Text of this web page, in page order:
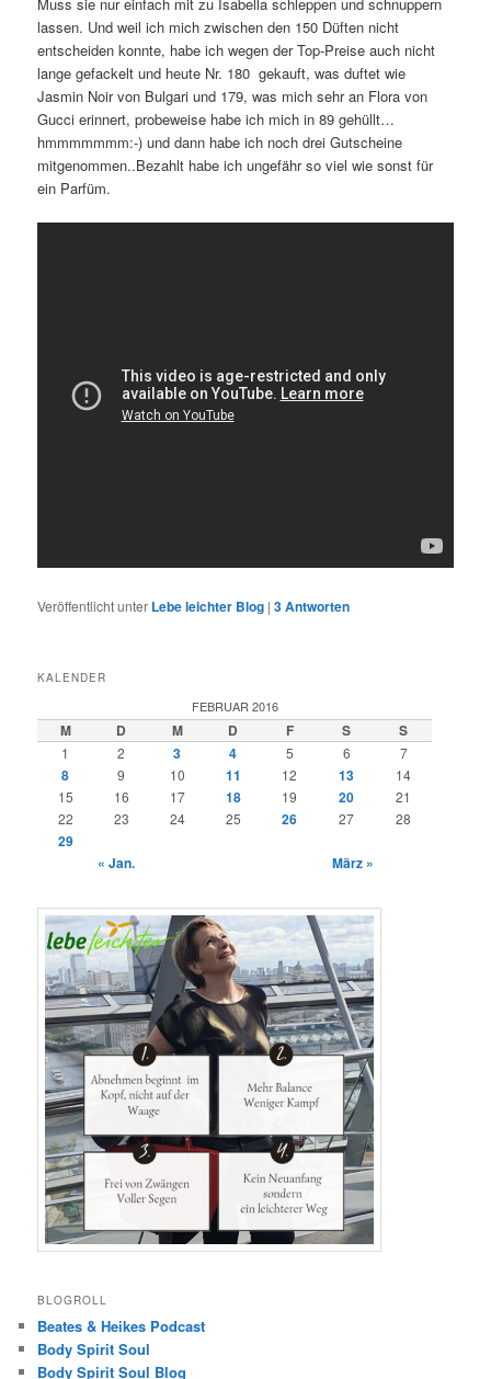
lassen. Und weil ich mich zwischen den 150 Düften nicht
entscheiden konnte, habe ich wegen der Top-Preise auch nicht
lange gefackelt und heute Nr. 180 gekauft, was duftet wie
Jasmin Noir von Bulgari und 179, was mich sehr an Flora von
Gucci erinnert, probeweise habe ich mich in 89 gehüllt…
hmmmmmmm:-) und dann habe ich noch drei Gutscheine
mitgenommen..Bezahlt habe ich ungefähr so viel wie sonst für
ein Parfüm.
Veröffentlicht unter Lebe leichter Blog |3Antworten
KALENDER
FEBRUAR 2016
M D M D F S S
1 2 3 4 5 6 7
8 9 10 11 12 13
14
15
16 17 18 19 20
21
22
23 24 25 26 27 28
29
« Jan.
März »
BLOGROLL
Beates & Heikes Podcast
Body Spirit Soul
Body Spirit Soul Blog